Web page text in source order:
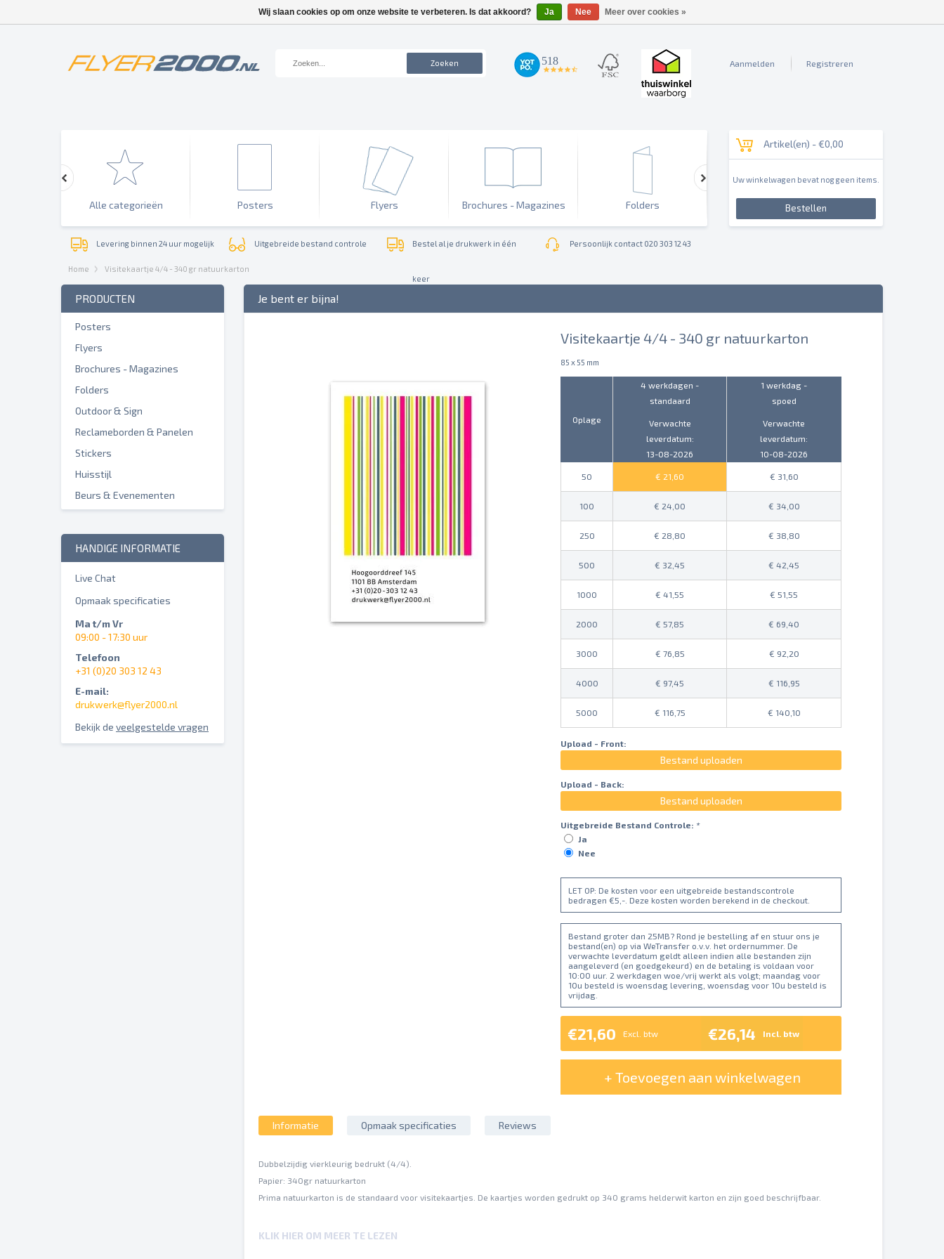
Zoeken 518 Aanmelden Registreren
Alle categorieën Posters Flyers Brochures - Magazines Folders Outdoor & Sign
Artikel(en) -€0,00
Uw winkelwagen bevat nog geen items.
Bestellen
Levering binnen 24 uur mogelijk Uitgebreide bestand controle Bestel al je drukwerk in één
keer
Persoonlijk contact 020 303 12 43
Home Visitekaartje 4/4 - 340 gr natuurkarton
PRODUCTEN
Posters
Flyers
Brochures - Magazines
Folders
Outdoor & Sign
Reclameborden & Panelen
Stickers
Huisstijl
Beurs & Evenementen
HANDIGE INFORMATIE
Live Chat
Opmaak specificaties
Ma t/m Vr
09:00 - 17:30 uur
Telefoon
+31 (0)20 303 12 43
E-mail:
drukwerk@flyer2000.nl
Bekijk de veelgestelde vragen
Je bent er bijna!
Visitekaartje 4/4 - 340 gr natuurkarton
85 x 55 mm
Oplage
4 werkdagen -
standaard
Verwachte
leverdatum:
13-08-2026
1 werkdag -
spoed
Verwachte
leverdatum:
10-08-2026
50 21,60 31,60
100 24,00 34,00
250 28,80 38,80
500 32,45 42,45
1000 41,55 51,55
2000 57,85 69,40
3000 76,85 92,20
4000 97,45 116,95
5000 116,75 140,10
Upload - Front:
Bestand uploaden
Upload - Back:
Bestand uploaden
Uitgebreide Bestand Controle: *
Ja
Nee
LET OP: De kosten voor een uitgebreide bestandscontrole
bedragen €5,-. Deze kosten worden berekend in de checkout.
Bestand groter dan 25MB? Rond je bestelling af en stuur ons je
bestand(en) op via WeTransfer o.v.v. het ordernummer. De
verwachte leverdatum geldt alleen indien alle bestanden zijn
aangeleverd (en goedgekeurd) en de betaling is voldaan voor
10:00 uur. 2 werkdagen woe/vrij werkt als volgt; maandag voor
10u besteld is woensdag levering, woensdag voor 10u besteld is
vrijdag.
€21,60 Excl. btw €26,14 Incl. btw
+ Toevoegen aan winkelwagen
Informatie Opmaak specificaties Reviews
Dubbelzijdig vierkleurig bedrukt (4/4).
Papier: 340gr natuurkarton
Prima natuurkarton is de standaard voor visitekaartjes. De kaartjes worden gedrukt op 340 grams helderwit karton en zijn goed beschrijfbaar.
Uw drukgegevens moeten in de kleurmodus CMYK zijn opgemaakt.
KLIK HIER OM MEER TE LEZEN
Wij slaan cookies op om onze website te verbeteren. Is dat akkoord? Ja Nee Meer over cookies »